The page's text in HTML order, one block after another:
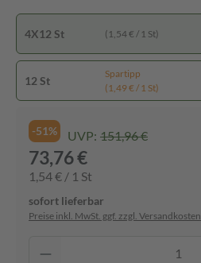
4X12 St (1,54 € / 1 St)
12 St
Spartipp
(1,49 € / 1 St)
-51% UVP: 151,96 €
73,76 €
1,54 € / 1 St
sofort lieferbar
Preise inkl. MwSt. ggf. zzgl. Versandkosten